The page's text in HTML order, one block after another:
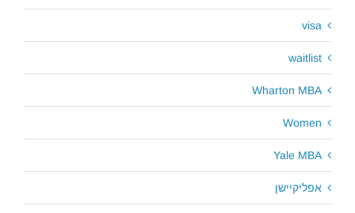
visa
waitlist
Wharton MBA
Women
Yale MBA
אפליקיישן